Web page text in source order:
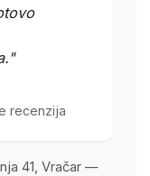
recenzija
41, Vračar —